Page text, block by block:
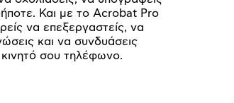
Και με το Acrobat Pro
να επεξεργαστείς, να
και να συνδυάσεις
σου τηλέφωνο.